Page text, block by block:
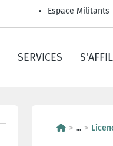
Espace Militants
SERVICES
...